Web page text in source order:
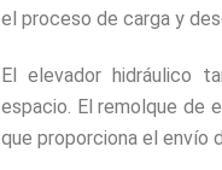
el proceso de carga y
El elevador hidráulico
espacio. El remolque de
que proporciona el envío